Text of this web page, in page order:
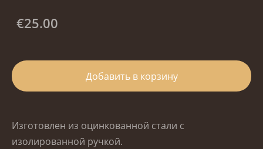
€25.00
Добавить в корзину
Изготовлен из оцинкованной стали с
изолированной ручкой.